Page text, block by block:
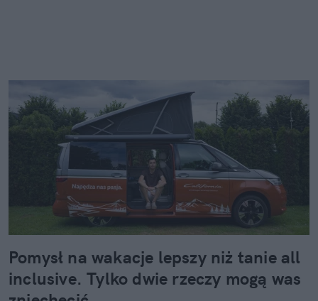
Pomysł na wakacje lepszy niż tanie all
inclusive. Tylko dwie rzeczy mogą was